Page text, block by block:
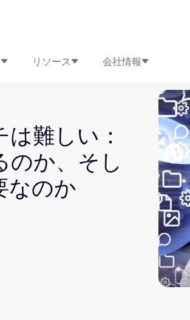
リソース 会社情報
難しい：
のか、そし
なのか